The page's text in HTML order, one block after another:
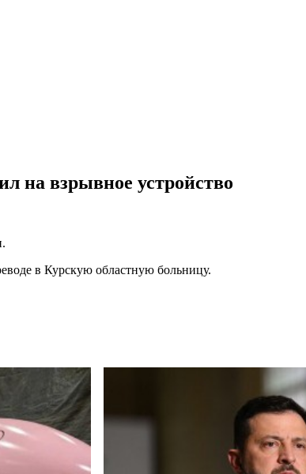
на взрывное устройство
в Курскую областную больницу.